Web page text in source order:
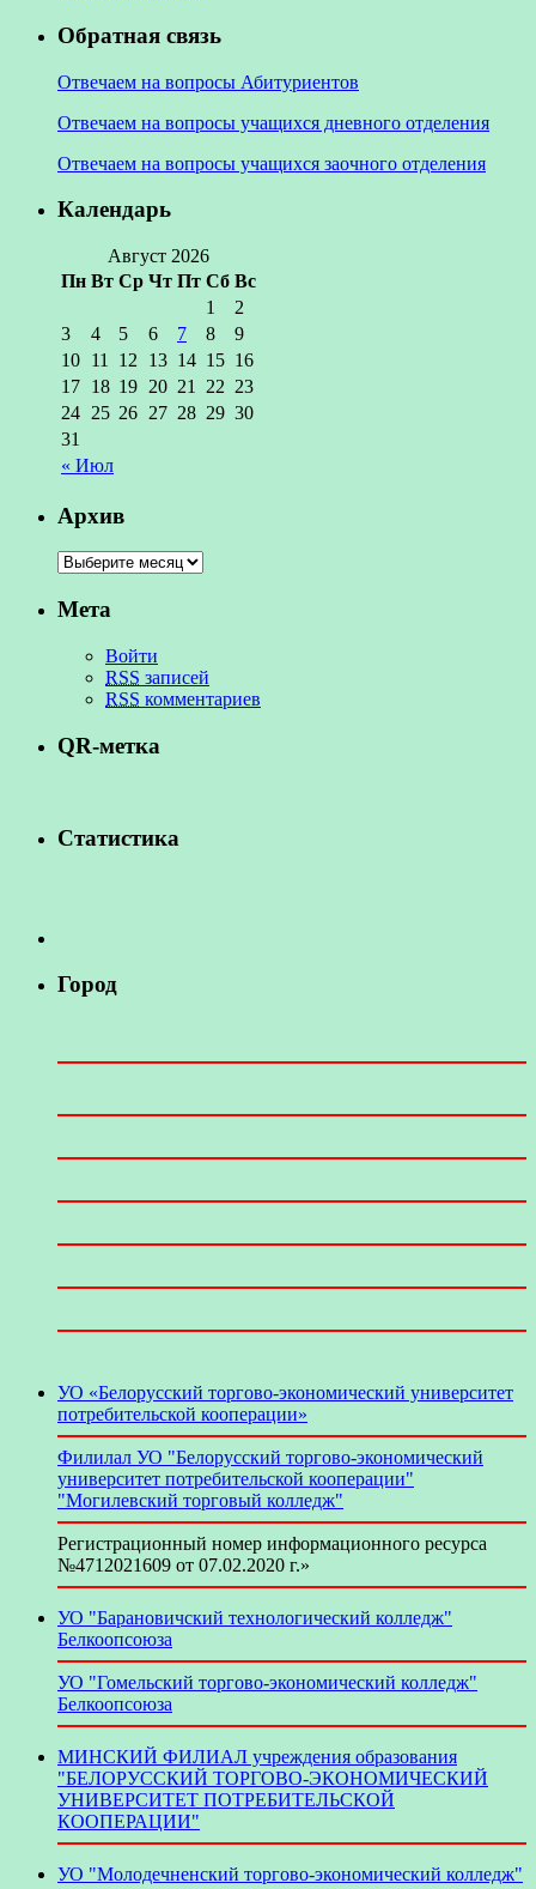
Обратная связь
Отвечаем на вопросы Абитуриентов
Отвечаем на вопросы учащихся дневного отделения
Отвечаем на вопросы учащихся заочного отделения
Календарь
Август 2026
Пн Вт Ср Чт Пт Сб Вс
« Июл
1
2
3
4 5 6 7 8
9
10 11 12 13 14 15 16
17 18 19 20 21 22 23
24 25 26 27 28 29 30
31
Архив
Мета
Войти
RSS записей
RSS комментариев
QR-метка
Статистика
Город
УО «Белорусский торгово-экономический университет
потребительской кооперации»
Филилал УО "Белорусский торгово-экономический
университет потребительской кооперации"
"Могилевский торговый колледж"
Регистрационный номер информационного ресурса
№4712021609 от 07.02.2020 г.»
УО "Барановичский технологический колледж"
Белкоопсоюза
УО "Гомельский торгово-экономический колледж"
Белкоопсоюза
МИНСКИЙ ФИЛИАЛ учреждения образования
"БЕЛОРУССКИЙ ТОРГОВО-ЭКОНОМИЧЕСКИЙ
УНИВЕРСИТЕТ ПОТРЕБИТЕЛЬСКОЙ
КООПЕРАЦИИ"
УО "Молодечненский торгово-экономический колледж"